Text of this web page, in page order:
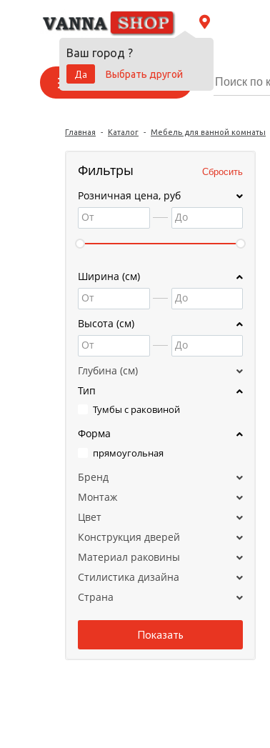
Ваш город ?
Да
Выбрать другой
Каталог товаров
Главная - Каталог - Мебель для ванной комнаты
Фильтры
Розничная цена, руб
От
До
Ширина (см)
От
До
Высота (см)
От
До
Глубина (см)
Тип
Тумбы с раковиной
Форма
прямоугольная
Бренд
Монтаж
Цвет
Конструкция дверей
Материал раковины
Стилистика дизайна
Страна